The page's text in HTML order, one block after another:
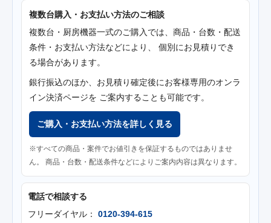
複数台購入・お支払い方法のご相談
複数台・厨房機器一式のご購入では、商品・台数・配送
条件・お支払い方法などにより、 個別にお見積りでき
る場合があります。
銀行振込のほか、お見積り確定後にお客様専用のオンラ
イン決済ページを ご案内することも可能です。
ご購入・お支払い方法を詳しく見る
※すべての商品・案件でお値引きを保証するものではありませ
ん。 商品・台数・配送条件などによりご案内内容は異なります。
電話で相談する
フリーダイヤル： 0120-394-615